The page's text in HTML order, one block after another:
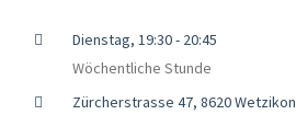
Dienstag, 19:30 - 20:45
Wöchentliche Stunde
Zürcherstrasse 47, 8620 Wetzikon